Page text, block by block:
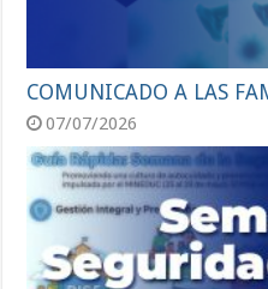
COMUNICADO A LAS
07/07/2026